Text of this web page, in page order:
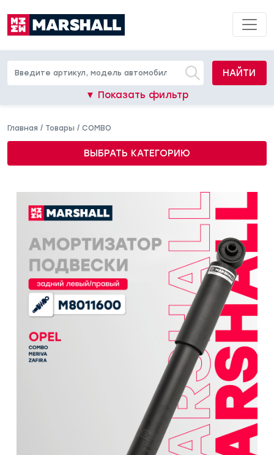
НАЙТИ
▼ Показать фильтр
Главная / Товары / COMBO
ВЫБРАТЬ КАТЕГОРИЮ